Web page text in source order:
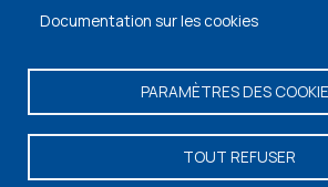
Documentation sur les cookies
PARAMÈTRES DES
TOUT REFUSER
Facebook-Instagram